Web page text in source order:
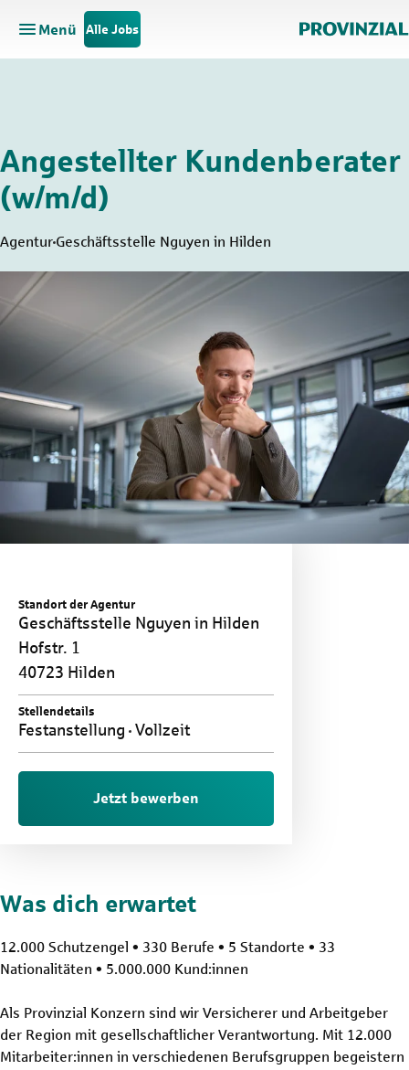
Zum Hauptinhalt springen
Zur Navigation springen
Menü
Hauptnavigation öffnen
Alle Jobs
Angestellter Kundenberater
(w/m/d)
Agentur Geschäftsstelle Nguyen in Hilden
Standort der Agentur
Geschäftsstelle Nguyen in Hilden
Hofstr. 1
40723 Hilden
Stellendetails
Festanstellung Vollzeit
Jetzt bewerben
Was dich erwartet
12.000 Schutzengel • 330 Berufe • 5 Standorte • 33
Nationalitäten • 5.000.000 Kund:innen
Als Provinzial Konzern sind wir Versicherer und Arbeitgeber
der Region mit gesellschaftlicher Verantwortung. Mit 12.000
Mitarbeiter:innen in verschiedenen Berufsgruppen begeistern